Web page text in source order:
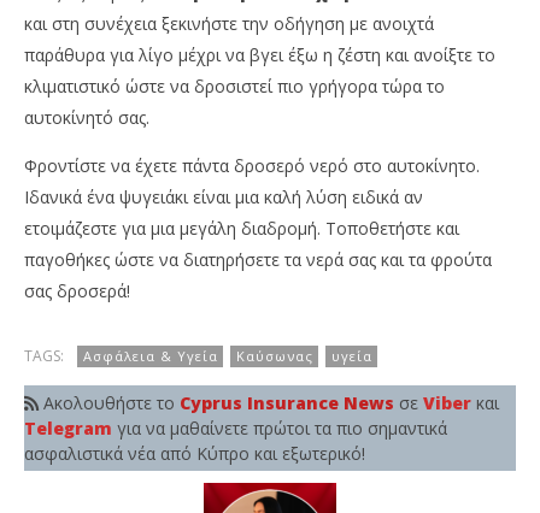
και στη συνέχεια ξεκινήστε την οδήγηση με ανοιχτά
παράθυρα για λίγο μέχρι να βγει έξω η ζέστη και ανοίξτε το
κλιματιστικό ώστε να δροσιστεί πιο γρήγορα τώρα το
αυτοκίνητό σας.
Φροντίστε να έχετε πάντα δροσερό νερό στο αυτοκίνητο.
Ιδανικά ένα ψυγειάκι είναι μια καλή λύση ειδικά αν
ετοιμάζεστε για μια μεγάλη διαδρομή. Τοποθετήστε και
παγοθήκες ώστε να διατηρήσετε τα νερά σας και τα φρούτα
σας δροσερά!
TAGS: Ασφάλεια & Υγεία Καύσωνας υγεία
Ακολουθήστε το Cyprus Insurance News σε Viber και
Telegram για να μαθαίνετε πρώτοι τα πιο σημαντικά
ασφαλιστικά νέα από Κύπρο και εξωτερικό!